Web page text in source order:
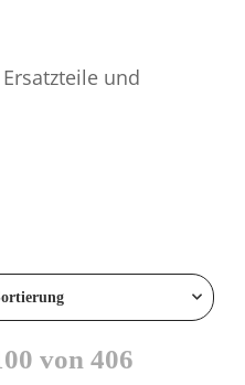
und
von 406